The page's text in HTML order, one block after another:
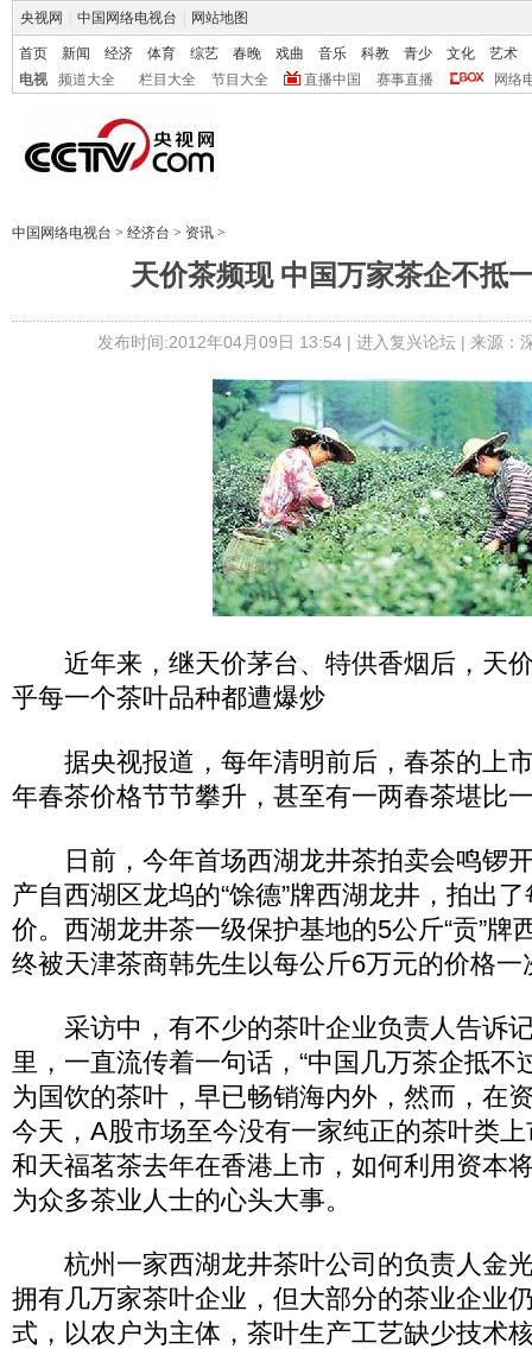
央视网 中国网络电视台 网站地图
首页 新闻 经济 体育 综艺 春晚 戏曲 音乐 科教 青少 文化
艺术
电视
频道大全 栏目大全 节目大全 直播中国 赛事直播 网络
中国网络电视台 > 经济台 > 资讯 >
天价茶频现 中国万家茶企不抵
发布时间:2012年04月09日 13:54 | 进入复兴论坛| 来源：
近年来，继天价茅台、特供香烟后，天
乎每一个茶叶品种都遭爆炒
据央视报道，每年清明前后，春茶的上
年春茶价格节节攀升，甚至有一两春茶堪比
日前，今年首场西湖龙井茶拍卖会鸣锣
产自西湖区龙坞的“馀德”牌西湖龙井，拍出
价。西湖龙井茶一级保护基地的5公斤“贡”牌
终被天津茶商韩先生以每公斤6万元的价格一
采访中，有不少的茶叶企业负责人告诉
里，一直流传着一句话，“中国几万茶企抵不
为国饮的茶叶，早已畅销海内外，然而，在
今天，A股市场至今没有一家纯正的茶叶类
和天福茗茶去年在香港上市，如何利用资本
为众多茶业人士的心头大事。
杭州一家西湖龙井茶叶公司的负责人金
拥有几万家茶叶企业，但大部分的茶业企业
式，以农户为主体，茶叶生产工艺缺少技术